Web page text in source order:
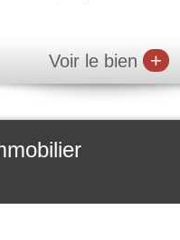
Voir le bien +